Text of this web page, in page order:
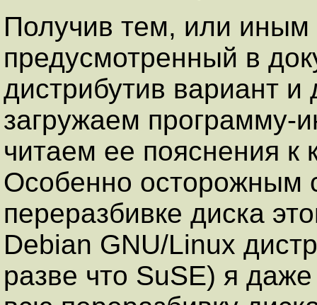
Получив тем, или иным
предусмотренный в
дистрибутив вариант
загружаем программу-
читаем ее пояснения
Особенно осторожным
переразбивке диска
Debian GNU/Linux
разве что SuSE) я